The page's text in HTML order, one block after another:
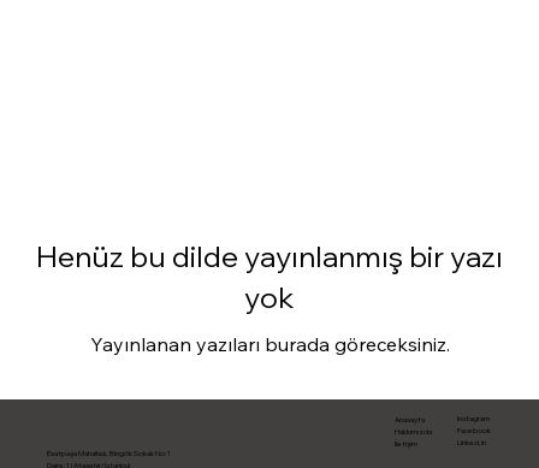
Henüz bu dilde yayınlanmış bir yazı
yok
Yayınlanan yazıları burada göreceksiniz.
Esatpaşa Mahallasi, Bingök Sokak No:1
Daire:1 | Ataşehir/İstanbul
Anasayfa
Hakkımızda
İletişim
Instagram
Facebook
Linked.in